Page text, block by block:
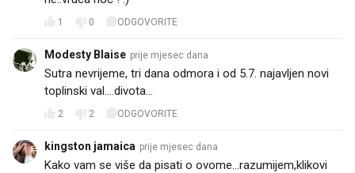
1 0 ODGOVORITE
Modesty Blaise prije mjesec dana
Sutra nevrijeme, tri dana odmora i od 5.7. najavljen novi
toplinski val....divota...
2 2 ODGOVORITE
kingston jamaica prije mjesec dana
Kako vam se više da pisati o ovome...razumijem,klikovi